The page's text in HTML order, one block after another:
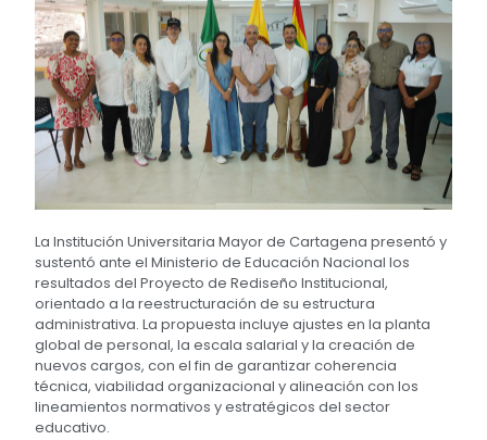
La Institución Universitaria Mayor de Cartagena presentó y
sustentó ante el Ministerio de Educación Nacional los
resultados del Proyecto de Rediseño Institucional,
orientado a la reestructuración de su estructura
administrativa. La propuesta incluye ajustes en la planta
global de personal, la escala salarial y la creación de
nuevos cargos, con el fin de garantizar coherencia
técnica, viabilidad organizacional y alineación con los
lineamientos normativos y estratégicos del sector
educativo.